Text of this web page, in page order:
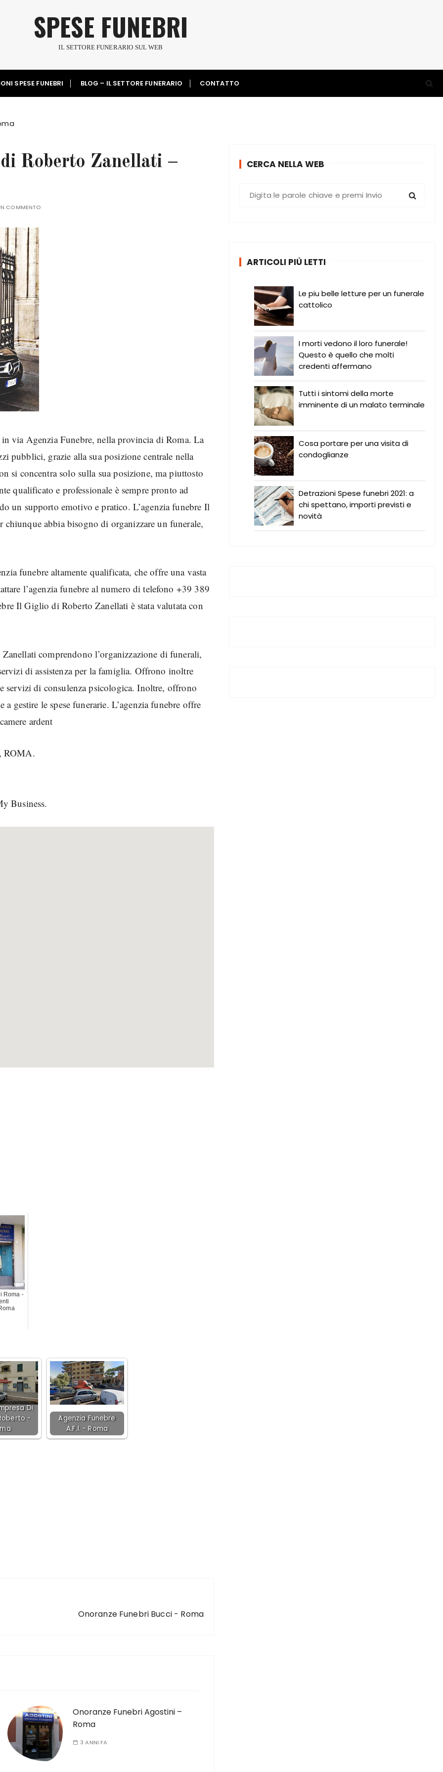
SPESE FUNEBRI
IL SETTORE FUNERARIO SUL WEB
SPESE FUNEBRI BLOG – IL SETTORE FUNERARIO CONTATTO
Roberto Zanellati –
COMMENTO
via Agenzia Funebre, nella provincia di Roma. La
pubblici, grazie alla sua posizione centrale nella
si concentra solo sulla sua posizione, ma piuttosto
qualificato e professionale è sempre pronto ad
un supporto emotivo e pratico. L’agenzia funebre Il
abbia bisogno di organizzare un funerale,
funebre altamente qualificata, che offre una vasta
l’agenzia funebre al numero di telefono +39 389
Il Giglio di Roberto Zanellati è stata valutata con
comprendono l’organizzazione di funerali,
di assistenza per la famiglia. Offrono inoltre
servizi di consulenza psicologica. Inoltre, offrono
gestire le spese funerarie. L’agenzia funebre offre
ardent
ROMA.
Business.
Roma -
Di
-
Agenzia Funebre
A.F.I. - Roma
Onoranze Funebri Bucci - Roma
Onoranze Funebri Agostini –
Roma
3 ANNI FA
CERCA NELLA WEB
ARTICOLI PIÙ LETTI
Le piu belle letture per un funerale
cattolico
I morti vedono il loro funerale!
Questo è quello che molti
credenti affermano
Tutti i sintomi della morte
imminente di un malato terminale
Cosa portare per una visita di
condoglianze
Detrazioni Spese funebri 2021: a
chi spettano, importi previsti e
novità